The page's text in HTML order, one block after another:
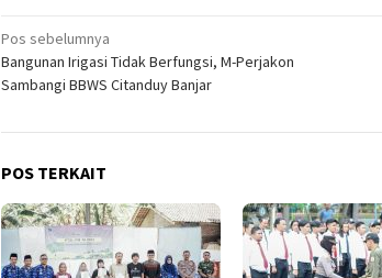
Navigasi
pos
Pos sebelumnya
Bangunan Irigasi Tidak Berfungsi, M-Perjakon
Sambangi BBWS Citanduy Banjar
POS TERKAIT